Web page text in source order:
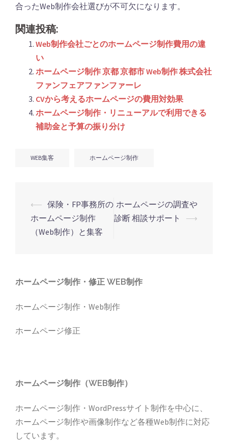
合ったWeb制作会社選びが不可欠になります。
関連投稿:
Web制作会社ごとのホームページ制作費用の違
い
ホームページ制作 京都 京都市 Web制作 株式会社
ファンフェアファンファーレ
CVから考えるホームページの費用対効果
ホームページ制作・リニューアルで利用できる
補助金と予算の振り分け
WEB集客 ホームページ制作
投
稿
ナ
ー
ョ
ン
⟵ 保険・FP事務所の
ホームページ制作
（Web制作）と集客
ホームページの調査や
診断 相談サポート
⟶
ホームページ制作・修正 WEB制作
ホームページ制作・Web制作
ホームページ修正
ホームページ制作（WEB制作）
ホームページ制作・WordPressサイト制作を中心に、
ホームページ制作や画像制作など各種Web制作に対応
しています。